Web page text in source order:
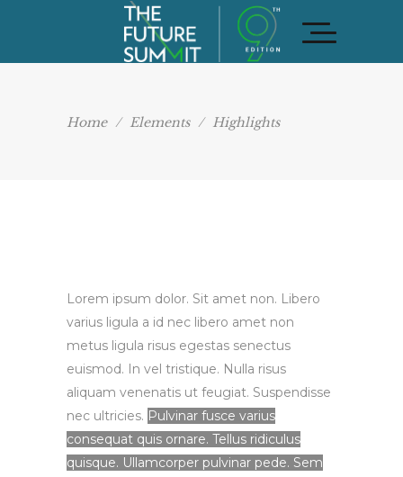
Home / Elements / Highlights
Lorem ipsum dolor. Sit amet non. Libero
varius ligula a id nec libero amet non
metus ligula risus egestas senectus
euismod. In vel tristique. Nulla risus
aliquam venenatis ut feugiat. Suspendisse
nec ultricies. Pulvinar fusce varius
consequat quis ornare. Tellus ridiculus
quisque. Ullamcorper pulvinar pede. Sem